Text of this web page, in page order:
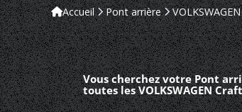
Accueil Pont arrière VOLKSWAGEN
Vous cherchez votre Pont
toutes les VOLKSWAGEN